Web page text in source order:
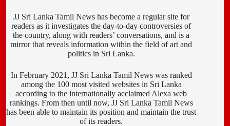
JJ Sri Lanka Tamil News has become a regular site for
readers as it investigates the day-to-day controversies of
the country, along with readers’ conversations, and is a
mirror that reveals information within the field of art and
politics in Sri Lanka.
In February 2021, JJ Sri Lanka Tamil News was ranked
among the 100 most visited websites in Sri Lanka
according to the internationally acclaimed Alexa web
rankings. From then until now, JJ Sri Lanka Tamil News
has been able to maintain its position and maintain the trust
of its readers.